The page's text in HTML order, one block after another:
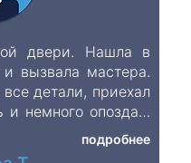
двери. Нашла в
вызвала мастера.
детали, приехал
и немного опоздал,
Работа выполнена
подробнее